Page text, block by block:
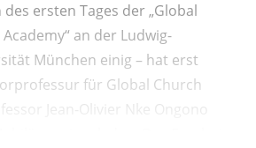
ersten Tages der „Global
an der Ludwig-
München einig – hat erst
für Global Church
Jean-Olivier Nke Ongono